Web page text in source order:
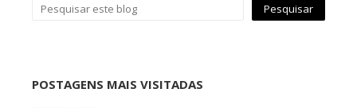
POSTAGENS MAIS VISITADAS